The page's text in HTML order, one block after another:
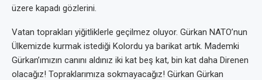
üzere kapadı gözlerini.
Vatan toprakları yiğitliklerle geçilmez oluyor. Gürkan NATO’nun
Ülkemizde kurmak istediği Kolordu ya barikat artık. Mademki
Gürkan’ımızın canını aldınız iki kat beş kat, bin kat daha Direnen
olacağız! Topraklarımıza sokmayacağız! Gürkan Gürkan